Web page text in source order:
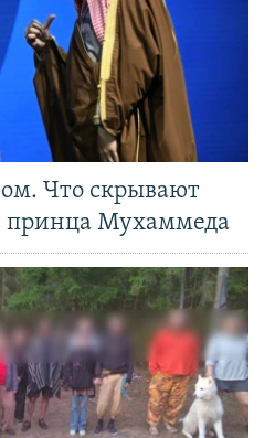
Что скрывают
принца Мухаммеда